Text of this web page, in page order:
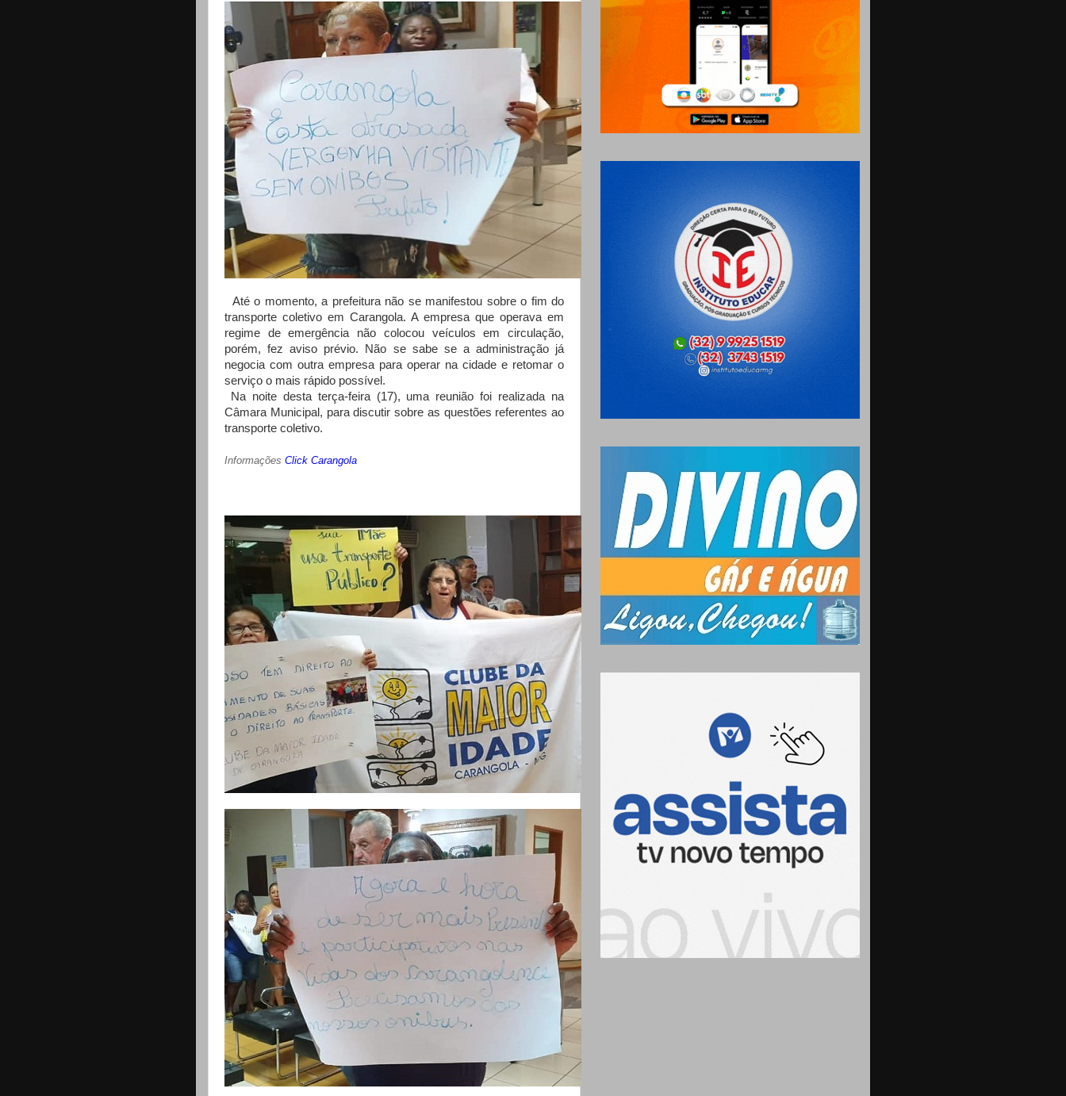
Até o momento, a prefeitura não se manifestou sobre o fim do
transporte coletivo em Carangola. A empresa que operava em
regime de emergência não colocou veículos em circulação,
porém, fez aviso prévio. Não se sabe se a administração já
negocia com outra empresa para operar na cidade e retomar o
serviço o mais rápido possível.
Na noite desta terça-feira (17), uma reunião foi realizada na
Câmara Municipal, para discutir sobre as questões referentes ao
transporte coletivo.
Informações Click Carangola